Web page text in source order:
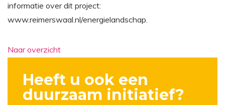
informatie over dit project:
www.reimerswaal.nl/energielandschap.
Naar overzicht
Heeft u ook een
duurzaam initiatief?